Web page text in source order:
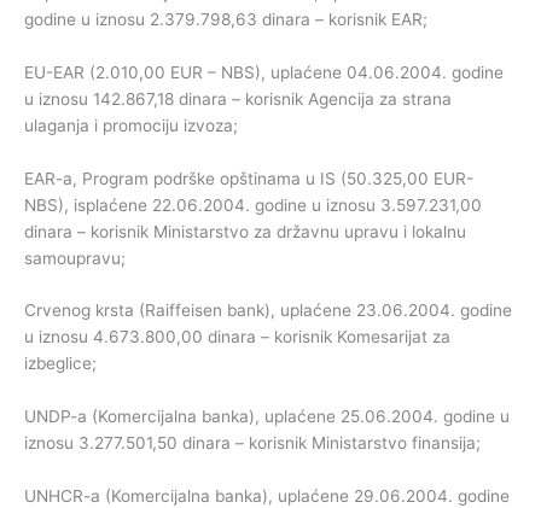
godine u iznosu 2.379.798,63 dinara – korisnik EAR;
EU-EAR (2.010,00 EUR – NBS), uplaćene 04.06.2004. godine
u iznosu 142.867,18 dinara – korisnik Agencija za strana
ulaganja i promociju izvoza;
EAR-a, Program podrške opštinama u IS (50.325,00 EUR-
NBS), isplaćene 22.06.2004. godine u iznosu 3.597.231,00
dinara – korisnik Ministarstvo za državnu upravu i lokalnu
samoupravu;
Crvenog krsta (Raiffeisen bank), uplaćene 23.06.2004. godine
u iznosu 4.673.800,00 dinara – korisnik Komesarijat za
izbeglice;
UNDP-a (Komercijalna banka), uplaćene 25.06.2004. godine u
iznosu 3.277.501,50 dinara – korisnik Ministarstvo finansija;
UNHCR-a (Komercijalna banka), uplaćene 29.06.2004. godine